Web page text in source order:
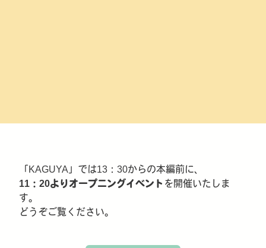
「KAGUYA」では13：30からの本編前に、
11：20よりオープニングイベント を開催いたしま
す。
どうぞご覧ください。